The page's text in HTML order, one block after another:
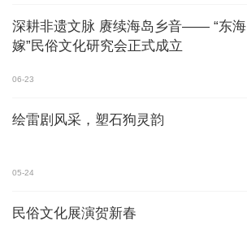
深耕非遗文脉 赓续海岛乡音—— “东海
嫁”民俗文化研究会正式成立
06-23
绘雷剧风采，塑石狗灵韵
05-24
民俗文化展演贺新春